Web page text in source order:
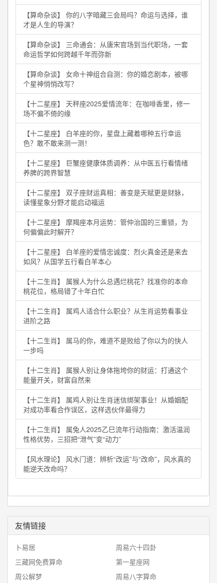
【算命杂谈】 你的八字暗藏三会局吗？命运与选择，谁
才是人生的导演？
【算命杂谈】 三命通会：从唐宋官场到当代职场，一套
命运哲学如何跨越千年而弥新
【算命杂谈】 女命十神组合自测：你的婚恋剧本，被哪
个星神悄悄改写？
【十二星座】 天秤座2025爱情流年：在咖啡香里，修一
场不偏不倚的缘
【十二星座】 白羊座的你，星盘上藏着哪种五行幸运
色？敢不敢来测一测！
【十二星座】 巨蟹座健康体质调养：从中医五行看情绪
养脾的跨界智慧
【十二星座】 双子座财运真相：善变是天赋更是财脉，
读懂星象分野才能启动福运
【十二星座】 摩羯座本月运势：管仲治国的三重锁，为
何偏偏此时解开？
【十二星座】 白羊座的爱情忠诚度：烈火真金还是来去
如风？从国学五行看白羊本心
【十二生肖】 属猴人为什么总遇烂桃花？找准你的本命
桃花位，格局错了十年白忙
【十二生肖】 属鸡人适合什么职业？从生肖运势看事业
进阶之路
【十二生肖】 属马的你，难道不是败给了你以为的快人
一步吗
【十二生肖】 属猴人别让身体拖垮你的财运：打通这个
能量开关，财富自然来
【十二生肖】 属鸡人别让生肖迷信绑架事业！从婚姻配
对成功率看合作误区，这样选伙伴最得力
【十二生肖】 属兔人2025乙巳流年行动指南：激活温润
性格优势，三招把“泄气”变“动力”
【风水理论】 风水门道：辨析“改运”与“改命”，风水真的
能逆天改命吗？
友情链接
卜易居
周易六十四卦
三藏网免费算命
第一星座网
周公解梦
周易八字算命